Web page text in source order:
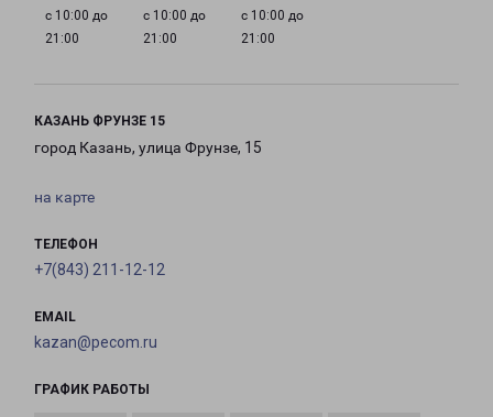
с 10:00 до
21:00
с 10:00 до
21:00
с 10:00 до
21:00
КАЗАНЬ ФРУНЗЕ 15
город Казань, улица Фрунзе, 15
на карте
ТЕЛЕФОН
+7(843) 211-12-12
EMAIL
kazan@pecom.ru
ГРАФИК РАБОТЫ